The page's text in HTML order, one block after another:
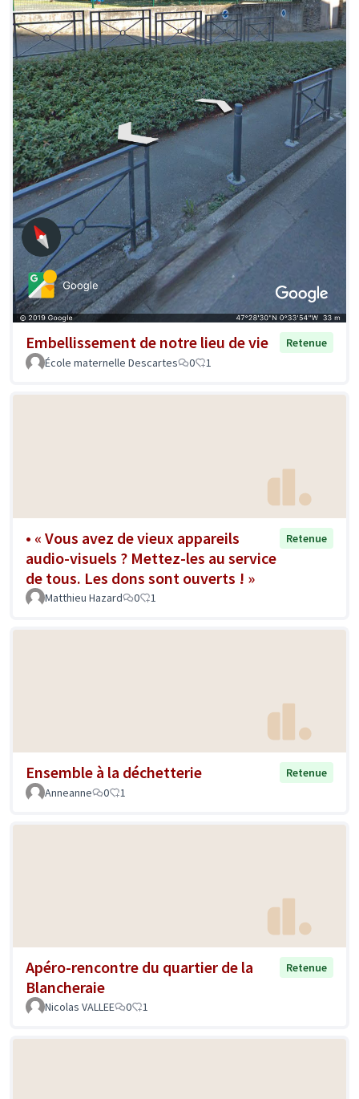
Embellissement de notre lieu de vie
Retenue
École maternelle Descartes
0 1
• « Vous avez de vieux appareils
audio-visuels ? Mettez-les au service
de tous. Les dons sont ouverts ! »
Retenue
Matthieu Hazard 0 1
Ensemble à la déchetterie
Retenue
Anneanne
0 1
Apéro-rencontre du quartier de la
Blancheraie
Retenue
Nicolas VALLEE 0 1